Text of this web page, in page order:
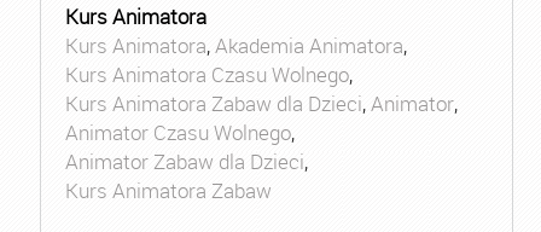
Kurs Animatora
Kurs Animatora,Akademia Animatora,
Kurs Animatora Czasu Wolnego,
Kurs Animatora Zabaw dla Dzieci,Animator,
Animator Czasu Wolnego,
Animator Zabaw dla Dzieci,
Kurs Animatora Zabaw